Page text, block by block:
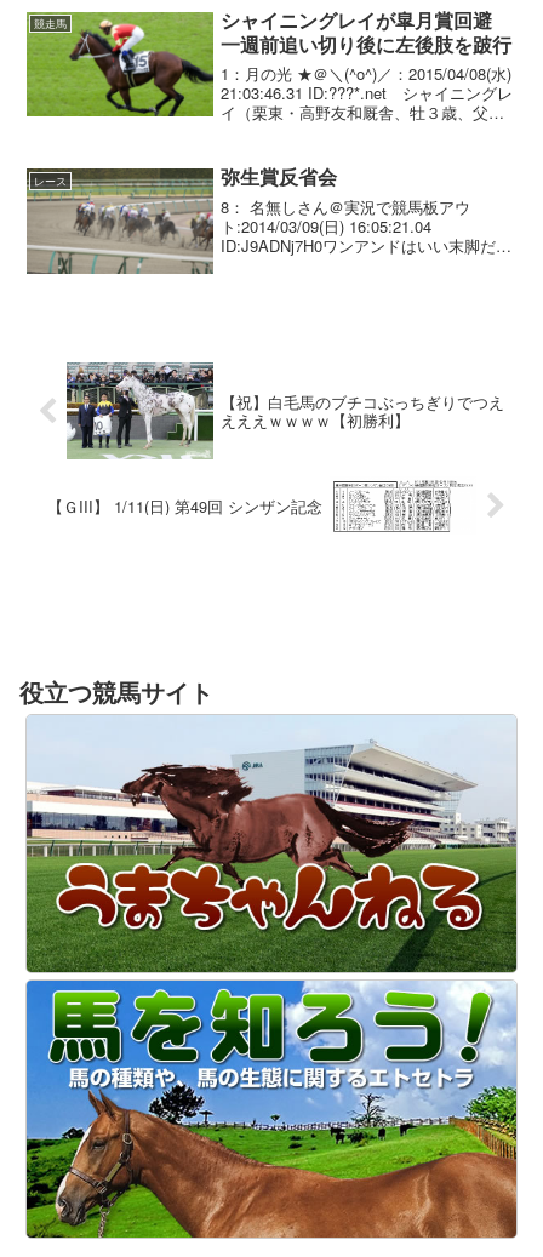
競走馬
シャイニングレイが皐月賞回避
一週前追い切り後に左後肢を跛行
1：月の光 ★＠＼(^o^)／：2015/04/08(水)
21:03:46.31 ID:???*.net シャイニングレ
イ（栗東・高野友和厩舎、牡３歳、父デ
行し、来週の...
レース 弥生賞反省会
8： 名無しさん＠実況で競馬板アウ
ト:2014/03/09(日) 16:05:21.04
ID:J9ADNj7H0ワンアンドはいい末脚だっ
【祝】白毛馬のブチコぶっちぎりでつえ
えええｗｗｗｗ【初勝利】
【ＧIII】 1/11(日) 第49回 シンザン記念
役立つ競馬サイト